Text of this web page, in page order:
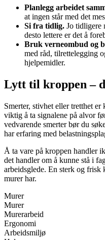
Planlegg arbeidet
at ingen står med det
Si fra tidlig. Jo tidligere
desto lettere er det å
Bruk verneombud og
med råd, tilrettelegging
hjelpemidler.
Lytt til kroppen –
Smerter, stivhet eller tretthet
viktig å ta signalene på alvor
vedvarende smerter bør du
har erfaring med
Å ta vare på kroppen handler
det handler om å kunne stå i
arbeidsglede. En sterk og
murer har.
Murer
Murer
Murerarbeid
Ergonomi
Arbeidsmiljø